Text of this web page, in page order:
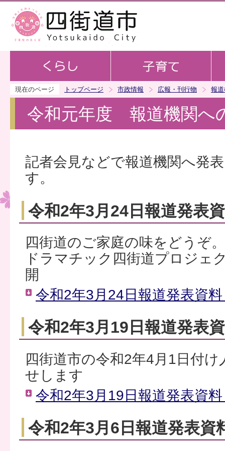
現在のページ トップページ 市政情報 広報・刊行物 報
令和元年度 報道機関へ
記者会見などで報道機関へ発
す。
令和2年3月24日報道発表
四街道のご家庭の味をどうぞ。
ドラマチック四街道プロジェ
開
令和2年3月24日報道発表資
令和2年3月19日報道発表
四街道市の令和2年4月1日付
せします
令和2年3月19日報道発表資
令和2年3月6日報道発表資